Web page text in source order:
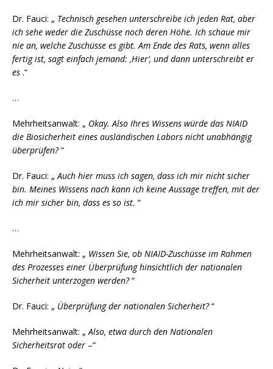
Dr. Fauci: „ Technisch gesehen unterschreibe ich jeden Rat, aber
ich sehe weder die Zuschüsse noch deren Höhe. Ich schaue mir
nie an, welche Zuschüsse es gibt. Am Ende des Rats, wenn alles
fertig ist, sagt einfach jemand: ‚Hier‘, und dann unterschreibt er
es .“
…
Mehrheitsanwalt: „ Okay. Also Ihres Wissens würde das NIAID
die Biosicherheit eines ausländischen Labors nicht unabhängig
überprüfen?“
Dr. Fauci: „Auch hier muss ich sagen, dass ich mir nicht sicher
bin. Meines Wissens nach kann ich keine Aussage treffen, mit der
ich mir sicher bin, dass es so ist. “
…
Mehrheitsanwalt: „ Wissen Sie, ob NIAID-Zuschüsse im Rahmen
des Prozesses einer Überprüfung hinsichtlich der nationalen
Sicherheit unterzogen werden?“
Dr. Fauci: „ Überprüfung der nationalen Sicherheit?“
Mehrheitsanwalt: „Also, etwa durch den Nationalen
Sicherheitsrat oder –“